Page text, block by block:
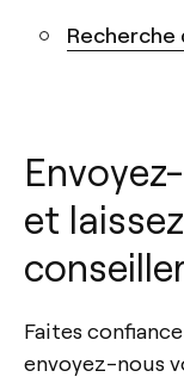
et
Faites
envoyez-nous